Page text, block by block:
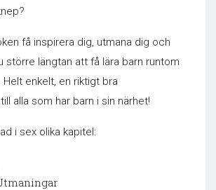
få inspirera dig, utmana dig och
större längtan att få lära barn runtom
enkelt, en riktigt bra
alla som har barn i sin närhet!
i sex olika kapitel: